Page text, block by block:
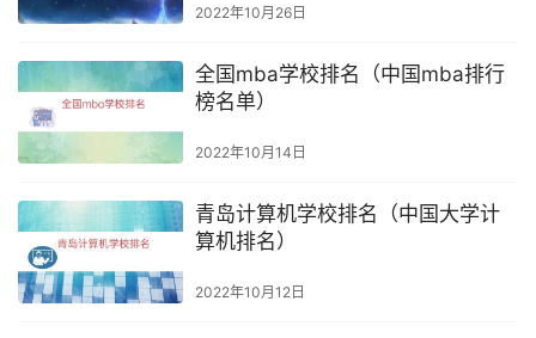
2022年10月26日
全国mba学校排名（中国mba排行
榜名单）
2022年10月14日
青岛计算机学校排名（中国大学计
算机排名）
2022年10月12日